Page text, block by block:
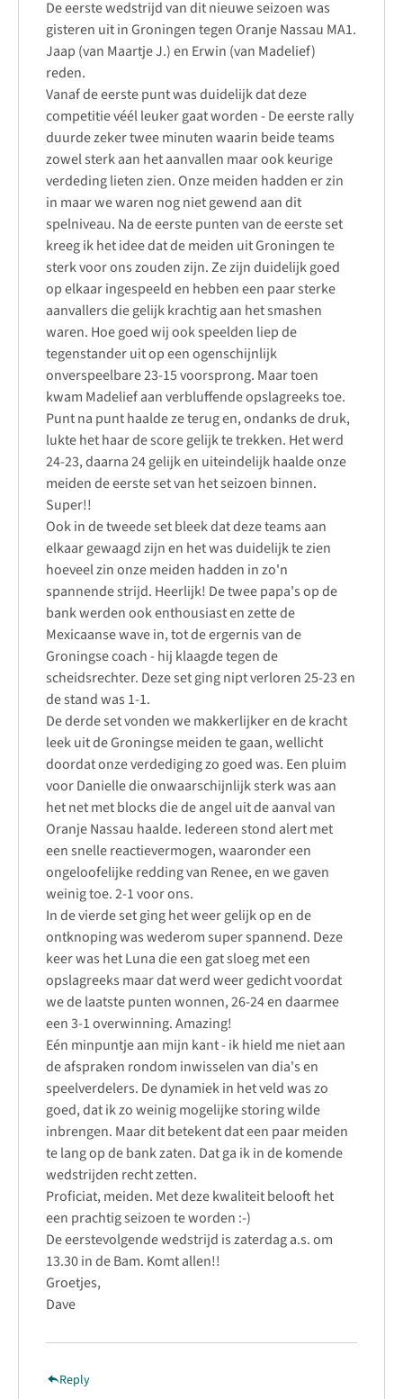
De eerste wedstrijd van dit nieuwe seizoen was
gisteren uit in Groningen tegen Oranje Nassau MA1.
Jaap (van Maartje J.) en Erwin (van Madelief)
reden.
Vanaf de eerste punt was duidelijk dat deze
competitie véél leuker gaat worden - De eerste rally
duurde zeker twee minuten waarin beide teams
zowel sterk aan het aanvallen maar ook keurige
verdeding lieten zien. Onze meiden hadden er zin
in maar we waren nog niet gewend aan dit
spelniveau. Na de eerste punten van de eerste set
kreeg ik het idee dat de meiden uit Groningen te
sterk voor ons zouden zijn. Ze zijn duidelijk goed
op elkaar ingespeeld en hebben een paar sterke
aanvallers die gelijk krachtig aan het smashen
waren. Hoe goed wij ook speelden liep de
tegenstander uit op een ogenschijnlijk
onverspeelbare 23-15 voorsprong. Maar toen
kwam Madelief aan verbluffende opslagreeks toe.
Punt na punt haalde ze terug en, ondanks de druk,
lukte het haar de score gelijk te trekken. Het werd
24-23, daarna 24 gelijk en uiteindelijk haalde onze
meiden de eerste set van het seizoen binnen.
Super!!
Ook in de tweede set bleek dat deze teams aan
elkaar gewaagd zijn en het was duidelijk te zien
hoeveel zin onze meiden hadden in zo'n
spannende strijd. Heerlijk! De twee papa's op de
bank werden ook enthousiast en zette de
Mexicaanse wave in, tot de ergernis van de
Groningse coach - hij klaagde tegen de
scheidsrechter. Deze set ging nipt verloren 25-23 en
de stand was 1-1.
De derde set vonden we makkerlijker en de kracht
leek uit de Groningse meiden te gaan, wellicht
doordat onze verdediging zo goed was. Een pluim
voor Danielle die onwaarschijnlijk sterk was aan
het net met blocks die de angel uit de aanval van
Oranje Nassau haalde. Iedereen stond alert met
een snelle reactievermogen, waaronder een
ongeloofelijke redding van Renee, en we gaven
weinig toe. 2-1 voor ons.
In de vierde set ging het weer gelijk op en de
ontknoping was wederom super spannend. Deze
keer was het Luna die een gat sloeg met een
opslagreeks maar dat werd weer gedicht voordat
we de laatste punten wonnen, 26-24 en daarmee
een 3-1 overwinning. Amazing!
Eén minpuntje aan mijn kant - ik hield me niet aan
de afspraken rondom inwisselen van dia's en
speelverdelers. De dynamiek in het veld was zo
goed, dat ik zo weinig mogelijke storing wilde
inbrengen. Maar dit betekent dat een paar meiden
te lang op de bank zaten. Dat ga ik in de komende
wedstrijden recht zetten.
Proficiat, meiden. Met deze kwaliteit belooft het
een prachtig seizoen te worden :-)
De eerstevolgende wedstrijd is zaterdag a.s. om
13.30 in de Bam. Komt allen!!
Groetjes,
Dave
Reply